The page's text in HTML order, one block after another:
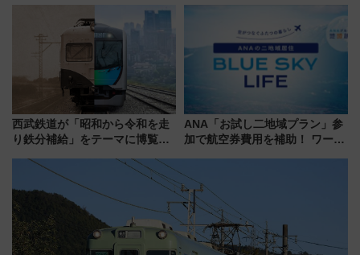
詰め放題を開催、ロイズタウン
駅からのアクセスも
西武鉄道が「昭和から令和を走
り鉄分補給」をテーマに博覧会
14日から 新車両「トキイロ」体
験ブースも アクセスや申込方法
ANA「お試し二地域プラン」参
加で航空券費用を補助！ ワーケ
が拡大！